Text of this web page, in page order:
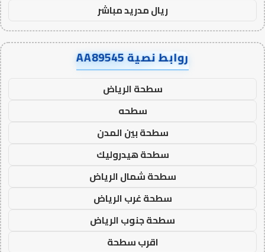
ريال مدريد مباشر
روابط نصية AA89545
سطحة الرياض
سطحه
سطحة بين المدن
سطحة هيدروليك
سطحة شمال الرياض
سطحة غرب الرياض
سطحة جنوب الرياض
اقرب سطحة